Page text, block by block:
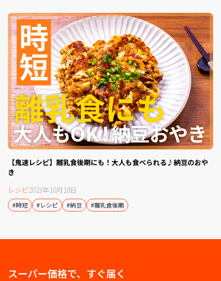
【鬼速レシピ】離乳食後期にも！大人も食べられる♪納豆のおや
き
レシピ2023年10月18日
#時短 #レシピ #納豆 #離乳食後期
スーパー価格で、すぐ届く